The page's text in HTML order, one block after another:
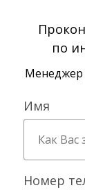
по
Менеджер
Имя
Номер